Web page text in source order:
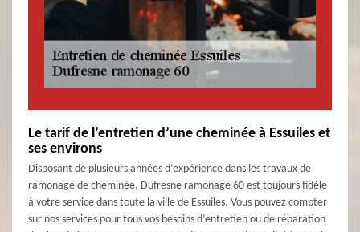
Le tarif de l’entretien d’une cheminée à Essuiles et
ses environs
Disposant de plusieurs années d’expérience dans les travaux de
ramonage de cheminée, Dufresne ramonage 60 est toujours fidèle
à votre service dans toute la ville de Essuiles. Vous pouvez compter
sur nos services pour tous vos besoins d’entretien ou de réparation